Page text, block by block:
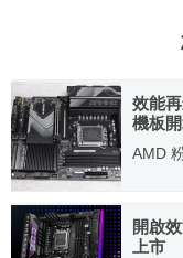
效能
機板
AMD
2022.10.17
開啟
上市